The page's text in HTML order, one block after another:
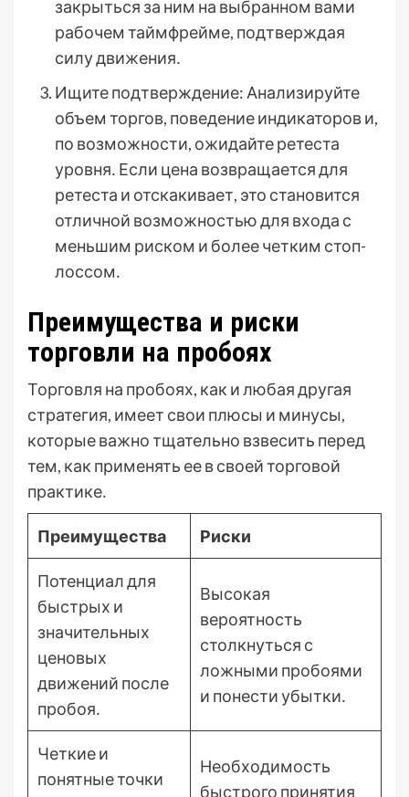
закрыться за ним на выбранном вами
рабочем таймфрейме, подтверждая
силу движения․
Ищите подтверждение: Анализируйте
объем торгов, поведение индикаторов и,
по возможности, ожидайте ретеста
уровня․ Если цена возвращается для
ретеста и отскакивает, это становится
отличной возможностью для входа с
меньшим риском и более четким стоп-
лоссом․
Преимущества и риски
торговли на пробоях
Торговля на пробоях, как и любая другая
стратегия, имеет свои плюсы и минусы,
которые важно тщательно взвесить перед
тем, как применять ее в своей торговой
практике․
Преимущества Риски
Потенциал для
быстрых и
значительных
ценовых
движений после
пробоя․
Высокая
вероятность
столкнуться с
ложными пробоями
и понести убытки․
Четкие и
понятные точки
Необходимость
быстрого принятия